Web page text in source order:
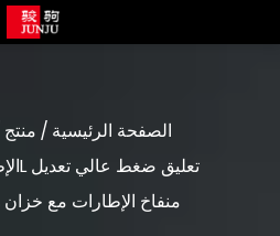
الصفحة الرئيسية / منتج
منفاخ الإطارات مع خزان